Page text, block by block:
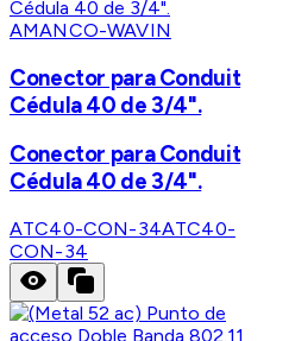
AMANCO-WAVIN
Conector para Conduit
Cédula 40 de 3/4".
Conector para Conduit
Cédula 40 de 3/4".
ATC40-CON-34ATC40-
CON-34